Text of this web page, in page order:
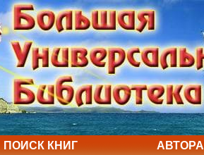
ПОИСК КНИГ